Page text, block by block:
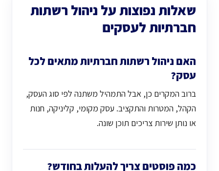
שאלות נפוצות על ניהול רשתות
חברתיות לעסקים
האם ניהול רשתות חברתיות מתאים לכל
עסק?
ברוב המקרים כן, אבל התמהיל משתנה לפי סוג העסק,
הקהל, המטרות והתקציב. עסק מקומי, קליניקה, חנות
או נותן שירות צריכים תוכן שונה.
כמה פוסטים צריך להעלות בחודש?